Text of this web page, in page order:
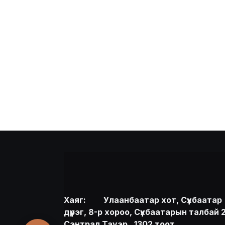
Хаяг:
​Улаанбаатар хот, Сүхбаатар
дүүрэг, 8-р хороо, Сүхбаатарын талбай